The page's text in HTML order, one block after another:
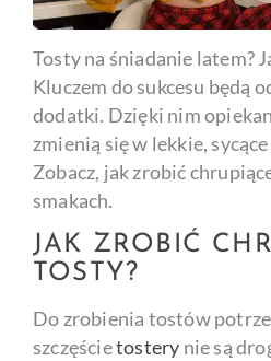
Tosty na śniadanie latem?
Kluczem do sukcesu będą
dodatki. Dzięki nim
zmienią się w lekkie,
Zobacz, jak zrobić
smakach.
JAK ZROBIĆ
TOSTY?
Do zrobienia tostów
szczęścietostery nie są